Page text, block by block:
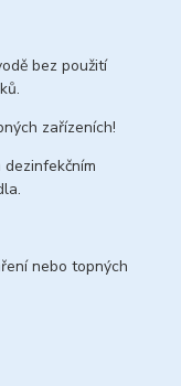
bez použití
zařízeních!
nebo topných